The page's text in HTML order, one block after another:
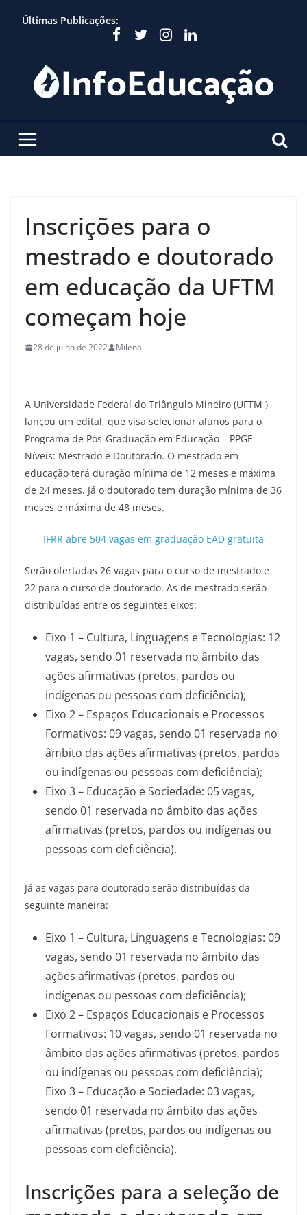
Últimas Publicações:
Inscrições para o
mestrado e doutorado
em educação da UFTM
começam hoje
28 de julho de 2022 Milena
A Universidade Federal do Triângulo Mineiro (UFTM )
lançou um edital, que visa selecionar alunos para o
Programa de Pós-Graduação em Educação – PPGE
Níveis: Mestrado e Doutorado. O mestrado em
educação terá duração mínima de 12 meses e máxima
de 24 meses. Já o doutorado tem duração mínima de 36
meses e máxima de 48 meses.
IFRR abre 504 vagas em graduação EAD gratuita
Serão ofertadas 26 vagas para o curso de mestrado e
22 para o curso de doutorado. As de mestrado serão
distribuídas entre os seguintes eixos:
Eixo 1 – Cultura, Linguagens e Tecnologias: 12
vagas, sendo 01 reservada no âmbito das
ações afirmativas (pretos, pardos ou
indígenas ou pessoas com deficiência);
Eixo 2 – Espaços Educacionais e Processos
Formativos: 09 vagas, sendo 01 reservada no
âmbito das ações afirmativas (pretos, pardos
ou indígenas ou pessoas com deficiência);
Eixo 3 – Educação e Sociedade: 05 vagas,
sendo 01 reservada no âmbito das ações
afirmativas (pretos, pardos ou indígenas ou
pessoas com deficiência).
Já as vagas para doutorado serão distribuídas da
seguinte maneira:
Eixo 1 – Cultura, Linguagens e Tecnologias: 09
vagas, sendo 01 reservada no âmbito das
ações afirmativas (pretos, pardos ou
indígenas ou pessoas com deficiência);
Eixo 2 – Espaços Educacionais e Processos
Formativos: 10 vagas, sendo 01 reservada no
âmbito das ações afirmativas (pretos, pardos
ou indígenas ou pessoas com deficiência);
Eixo 3 – Educação e Sociedade: 03 vagas,
sendo 01 reservada no âmbito das ações
afirmativas (pretos, pardos ou indígenas ou
pessoas com deficiência).
Inscrições para a seleção de